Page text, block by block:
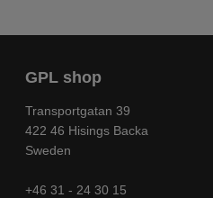
GPL shop
Transportgatan 39
422 46 Hisings Backa
Sweden
+46 31 - 24 30 15